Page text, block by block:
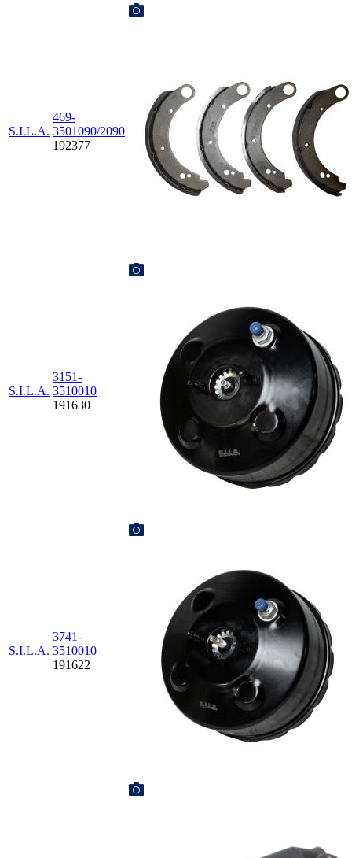
S.I.L.A.
469-
3501090/2090
192377
S.I.L.A.
3151-
3510010
191630
S.I.L.A.
3741-
3510010
191622